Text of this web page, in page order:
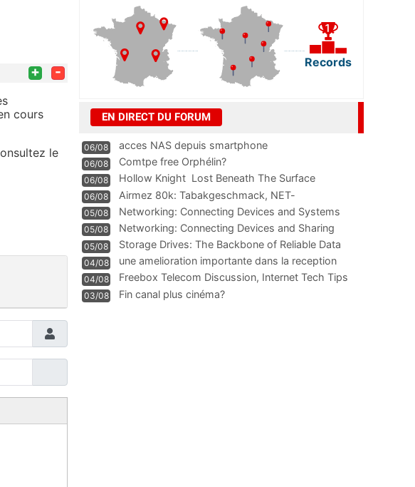
+ -
cours
le
Records
EN DIRECT DU FORUM
06/08 acces NAS depuis smartphone
06/08 Comtpe free Orphélin?
06/08 Hollow Knight  Lost Beneath The Surface
06/08
Airmez 80k: Tabakgeschmack, NET-
Technologie und Leistung im
05/08 Networking: Connecting Devices and Systems
05/08
Networking: Connecting Devices and Sharing
Information
05/08
Storage Drives: The Backbone of Reliable Data
Management
04/08
une amelioration importante dans la reception
WIFI
04/08
Freebox Telecom Discussion, Internet Tech Tips
Communi
03/08 Fin canal plus cinéma?